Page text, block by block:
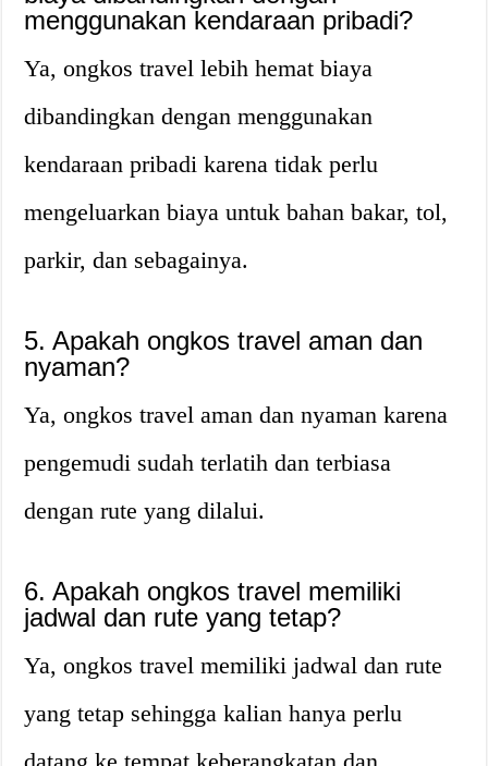
menggunakan kendaraan pribadi?
Ya, ongkos travel lebih hemat biaya
dibandingkan dengan menggunakan
kendaraan pribadi karena tidak perlu
mengeluarkan biaya untuk bahan bakar, tol,
parkir, dan sebagainya.
5. Apakah ongkos travel aman dan
nyaman?
Ya, ongkos travel aman dan nyaman karena
pengemudi sudah terlatih dan terbiasa
dengan rute yang dilalui.
6. Apakah ongkos travel memiliki
jadwal dan rute yang tetap?
Ya, ongkos travel memiliki jadwal dan rute
yang tetap sehingga kalian hanya perlu